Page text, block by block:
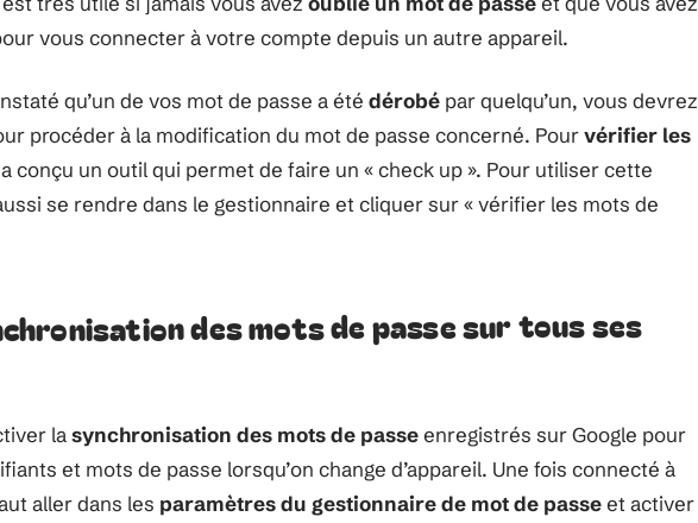
vous connecter à votre compte depuis un autre appareil.
qu’un de vos mot de passe a été dérobé par quelqu’un, vous devrez
procéder à la modification du mot de passe concerné. Pourvérifier les
conçu un outil qui permet de faire un « check up ». Pour utiliser cette
se rendre dans le gestionnaire et cliquer sur « vérifier les mots de
des mots de passe sur tous ses
lasynchronisation des mots de passeenregistrés sur Google pour
et mots de passe lorsqu’on change d’appareil. Une fois connecté à
aller dans les paramètres du gestionnaire de mot de passeet activer